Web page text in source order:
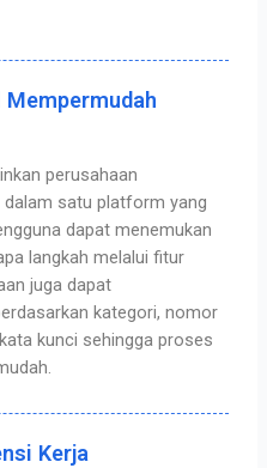
perusahaan
satu platform yang
dapat menemukan
langkah melalui fitur
juga dapat
kategori, nomor
kunci sehingga proses
Kerja